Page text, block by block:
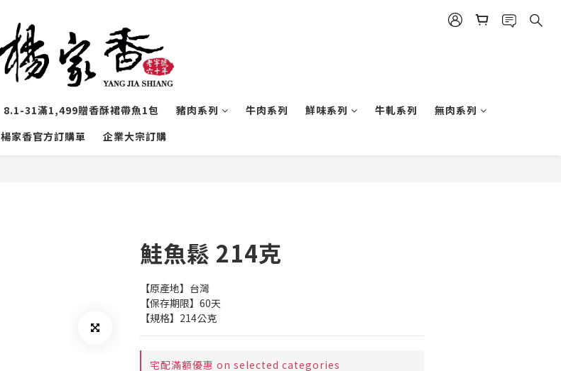
8.1-31滿1,499贈香酥裙帶魚1包 豬肉系列 牛肉系列 鮮味系列 牛軋系列
無肉系列
楊家香官方訂購單
企業大宗訂購
鮭魚鬆 214克
【原產地】台灣
【保存期限】60天
【規格】214公克
宅配滿額優惠 on selected categories